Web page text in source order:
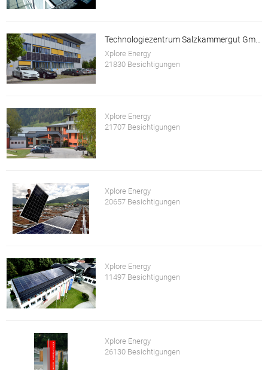
Technologiezentrum Salzkammergut GmbH
Xplore Energy
21830 Besichtigungen
Xplore Energy
21707 Besichtigungen
Xplore Energy
20657 Besichtigungen
Xplore Energy
11497 Besichtigungen
Xplore Energy
26130 Besichtigungen